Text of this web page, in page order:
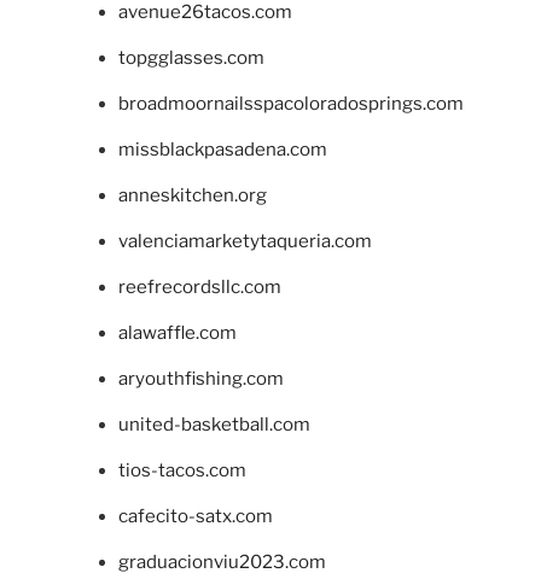
avenue26tacos.com
topgglasses.com
broadmoornailsspacoloradosprings.com
missblackpasadena.com
anneskitchen.org
valenciamarketytaqueria.com
reefrecordsllc.com
alawaffle.com
aryouthfishing.com
united-basketball.com
tios-tacos.com
cafecito-satx.com
graduacionviu2023.com